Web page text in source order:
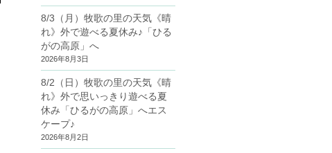
8/3（月）牧歌の里の天気《晴
れ》外で遊べる夏休み♪「ひる
がの高原」へ
2026年8月3日
8/2（日）牧歌の里の天気《晴
れ》外で思いっきり遊べる夏
休み「ひるがの高原」へエス
ケープ♪
2026年8月2日